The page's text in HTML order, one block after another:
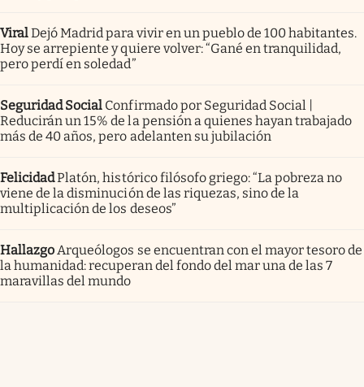
ViralDejó Madrid para vivir en un pueblo de 100 habitantes.
Hoy se arrepiente y quiere volver: “Gané en tranquilidad,
pero perdí en soledad”
Seguridad Social Confirmado por Seguridad Social |
Reducirán un 15% de la pensión a quienes hayan trabajado
más de 40 años, pero adelanten su jubilación
FelicidadPlatón, histórico filósofo griego: “La pobreza no
viene de la disminución de las riquezas, sino de la
multiplicación de los deseos”
Hallazgo Arqueólogos se encuentran con el mayor tesoro de
la humanidad: recuperan del fondo del mar una de las 7
maravillas del mundo